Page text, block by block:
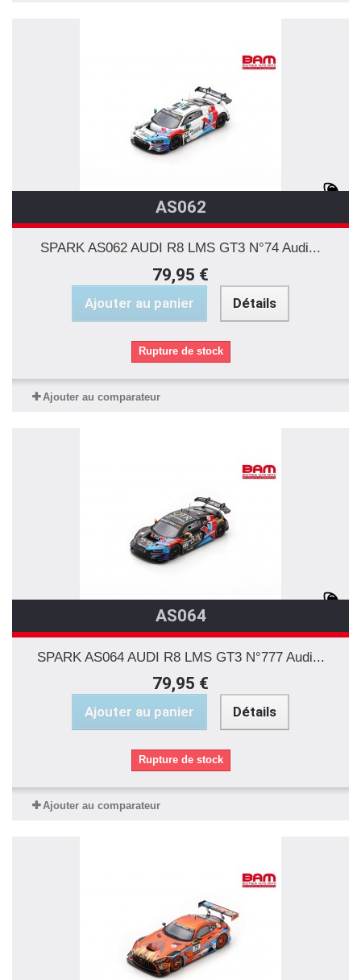
AS062
SPARK AS062 AUDI R8 LMS GT3 N°74 Audi...
79,95 €
Ajouter au panier Détails
Rupture de stock
Ajouter au comparateur
AS064
SPARK AS064 AUDI R8 LMS GT3 N°777 Audi...
79,95 €
Ajouter au panier Détails
Rupture de stock
Ajouter au comparateur